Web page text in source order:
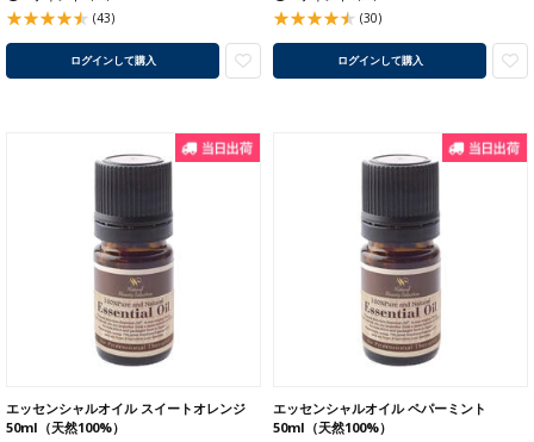
(43)
ログインして購入
(30)
ログインして購入
エッセンシャルオイル スイートオレンジ
50ml（天然100%）
エッセンシャルオイル ペパーミント
50ml（天然100%）